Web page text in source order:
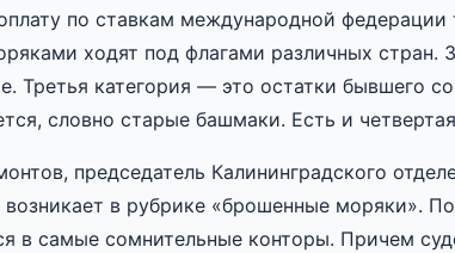
по ставкам международной
ходят под флагами различных стран.
Третья категория — это остатки бывшего
словно старые башмаки. Есть и
председатель Калининградского
возникает в рубрике «брошенные моряки».
в самые сомнительные конторы. Причем